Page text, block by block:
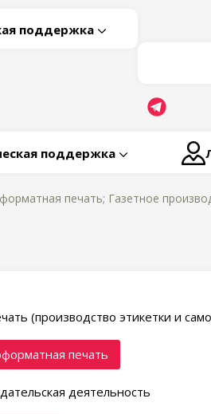
поддержка
поддержка
печать; Газетное
(производство этикетки и
печать
деятельность